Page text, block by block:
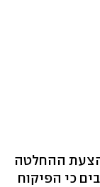
ההחלטה
כי הפיקוח